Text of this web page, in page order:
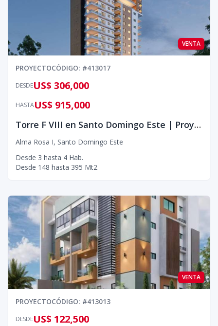
VENTA
PROYECTOCÓDIGO: #413017
DESDEUS$ 306,000
HASTAUS$ 915,000
Torre F VIII en Santo Domingo Este | Proyecto Residencial con Helipuerto y Penthouses de Lujo
Alma Rosa I, Santo Domingo Este
Desde 3 hasta 4 Hab.
Desde 148 hasta 395 Mt2
VENTA
PROYECTOCÓDIGO: #413013
DESDEUS$ 122,500